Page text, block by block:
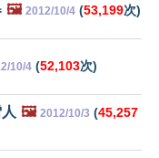
🖼️ 2012/10/4 (53,199次)
10/4 (52,103次)
🖼️ 2012/10/3 (45,257